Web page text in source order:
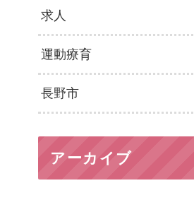
求人
運動療育
長野市
アーカイブ